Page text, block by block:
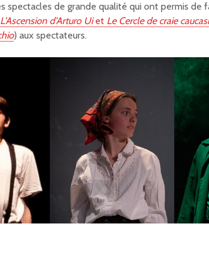
spectacles de grande qualité qui ont permis de
L’Ascension d’Arturo Uiet Le Cercle de craie
) aux spectateurs.